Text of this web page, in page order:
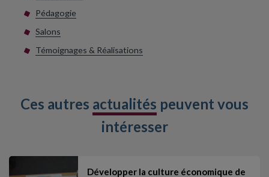
Pédagogie
Salons
Témoignages & Réalisations
Ces autres actualités peuvent vous
intéresser
Développer la culture économique de